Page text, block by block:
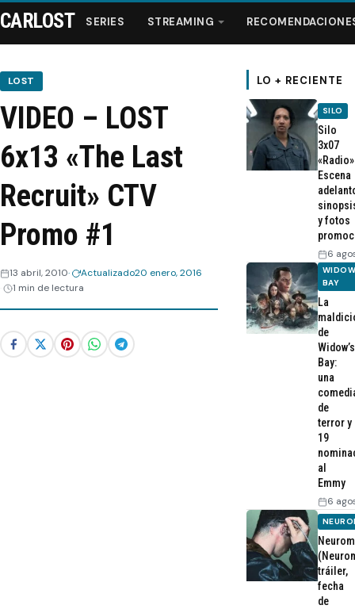
Series
Streaming
Recomendaciones
Webisodios
CARLOST SERIES STREAMING
LOST
VIDEO – LOST
6x13 «The Last
Recruit» CTV
Promo #1
13 abril, 2010 Actualizado20 enero, 2016
1 min de lectura
LO + RECIENTE
SILO
Silo
3x07
Escena
y fotos
6
BAY
La
de
Widow’s
Bay:
una
de
terror y
19
al
Emmy
6
tráiler,
fecha
de